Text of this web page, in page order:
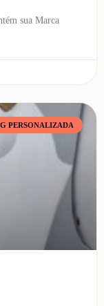
sua Marca
PERSONALIZADA